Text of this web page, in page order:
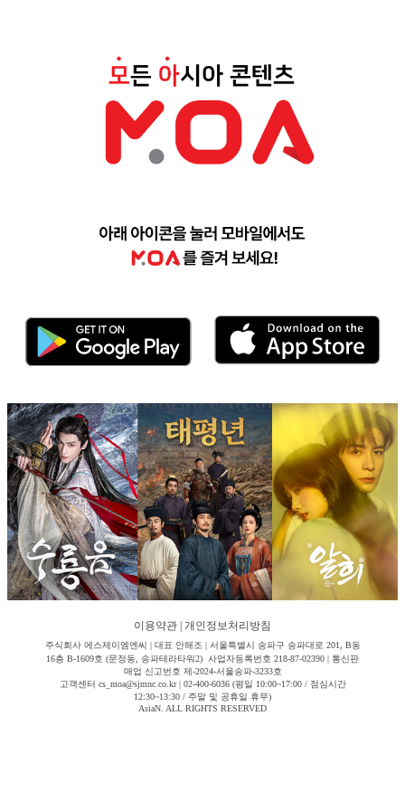
이용약관 개인정보처리방침
주식회사 에스제이엠엔씨 | 대표 안해조 | 서울특별시 송파구 송파대로 201, B동
16층 B-1609호 (문정동, 송파테라타워2) 사업자등록번호 218-87-02390 | 통신판
매업 신고번호 제-2024-서울송파-3233호
고객센터 cs_moa@sjmnc.co.kr | 02-400-6036 (평일 10:00~17:00 / 점심시간
12:30~13:30 / 주말 및 공휴일 휴무)
AsiaN. ALL RIGHTS RESERVED